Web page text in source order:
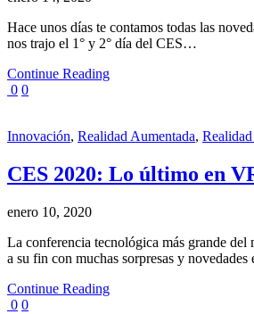
Hace unos días te contamos todas las
nos trajo el 1° y 2° día del CES…
Continue Reading
0 0
Innovación, Realidad Aumentada,
CES 2020: Lo último en
enero 10, 2020
La conferencia tecnológica más grande
a su fin con muchas sorpresas y
Continue Reading
0 0